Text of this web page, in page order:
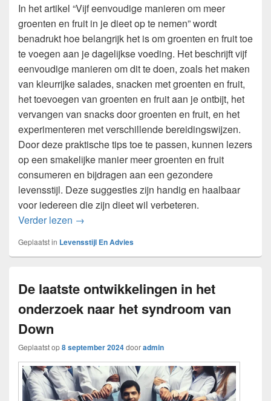
In het artikel “Vijf eenvoudige manieren om meer
groenten en fruit in je dieet op te nemen” wordt
benadrukt hoe belangrijk het is om groenten en fruit toe
te voegen aan je dagelijkse voeding. Het beschrijft vijf
eenvoudige manieren om dit te doen, zoals het maken
van kleurrijke salades, snacken met groenten en fruit,
het toevoegen van groenten en fruit aan je ontbijt, het
vervangen van snacks door groenten en fruit, en het
experimenteren met verschillende bereidingswijzen.
Door deze praktische tips toe te passen, kunnen lezers
op een smakelijke manier meer groenten en fruit
consumeren en bijdragen aan een gezondere
levensstijl. Deze suggesties zijn handig en haalbaar
voor iedereen die zijn dieet wil verbeteren.
Verder lezen Tips voor het verbeteren van je levensstijl en
→
Geplaatst in Levensstijl En Advies
De laatste ontwikkelingen in het
onderzoek naar het syndroom van
Down
Geplaatst op8 september 2024dooradmin